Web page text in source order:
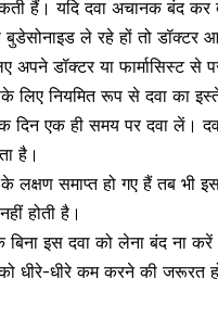
हैं। यदि दवा अचानक बंद कर
ले रहे हों तो डॉक्टर
डॉक्टर या फार्मासिस्ट से
लिए नियमित रूप से दवा का
एक ही समय पर दवा लें।
है।
लक्षण समाप्त हो गए हैं तब भी
होती है।
बिना इस दवा को लेना बंद ना
धीरे-धीरे कम करने की जरूरत